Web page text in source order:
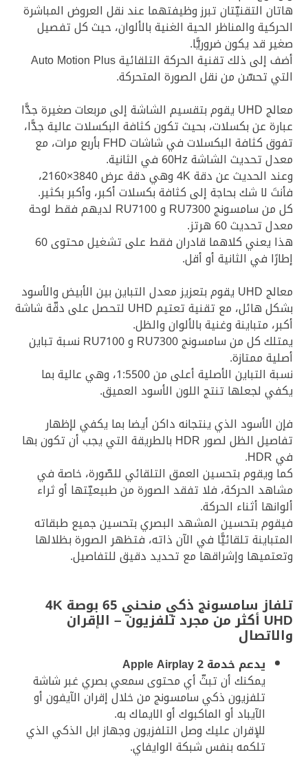
هاتان التقنيّتان تبرز وظيفتهما عند نقل العروض المباشرة
الحركية والمناظر الحية الغنية بالألوان، حيث كل تفصيل
صغير قد يكون ضروريًّا.
أضف إلى ذلك تقنية الحركة التلقائية Auto Motion Plus
التي تحسّن من نقل الصورة المتحركة.
معالج UHD يقوم بتقسيم الشاشة إلى مربعات صغيرة جدًّا
عبارة عن بكسلات، بحيث تكون كثافة البكسلات عالية جدًّا،
تفوق كثافة البكسلات في شاشات FHD بأربع مرات، مع
معدل تحديث الشاشة 60Hz في الثانية.
وعند الحديث عن دقة 4K وهي دقة عرض 3840×2160،
فأنتَ لا شك بحاجة إلى كثافة بكسلات أكبر، وأكبر بكثير.
كل من سامسونج RU7300 و RU7100 لديهم فقط لوحة
معدل تحديث 60 هرتز.
هذا يعني كلاهما قادران فقط على تشغيل محتوى 60
إطارًا في الثانية أو أقل.
معالج UHD يقوم بتعزيز معدل التباين بين الأبيض والأسود
بشكل هائل، مع تقنية تعتيم UHD لتحصل على دقّة شاشة
أكبر، متباينة وغنية بالألوان والظل.
يمتلك كل من سامسونج RU7300 و RU7100 نسبة تباين
أصلية ممتازة.
نسبة التباين الأصلية أعلى من 1:5500، وهي عالية بما
يكفي لجعلها تنتج اللون الأسود العميق.
فإن الأسود الذي ينتجانه داكن أيضا بما يكفي لإظهار
تفاصيل الظل لصور HDR بالطريقة التي يجب أن تكون بها
في HDR.
كما ويقوم بتحسين العمق التلقائي للصّورة، خاصة في
مشاهد الحركة، فلا تفقد الصورة من طبيعيّتها أو ثراء
ألوانها أثناء الحركة.
فيقوم بتحسين المشهد البصري بتحسين جميع طبقاته
المتباينة تلقائيًّا في الآن ذاته، فتظهر الصورة بظلالها
وتعتميها وإشراقها مع تحديد دقيق للتفاصيل.
تلفاز سامسونج ذكي منحني 65 بوصة 4K
UHD أكثر من مجرد تلفزيون – الإقران
والاتصال
يدعم خدمة Apple Airplay 2
يمكنك أن تبثّ أي محتوى سمعي بصري غبر شاشة
تلفزيون ذكي سامسونج من خلال إقران الآيفون أو
الآيباد أو الماكبوك أو الايماك به.
للإقران عليك وصل التلفزيون وجهاز ابل الذكي الذي
تلكمه بنفس شبكة الوايفاي.